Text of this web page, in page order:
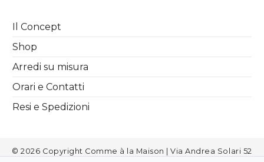
Il Concept
Shop
Arredi su misura
Orari e Contatti
Resi e Spedizioni
© 2026 Copyright Comme à la Maison | Via Andrea Solari 52